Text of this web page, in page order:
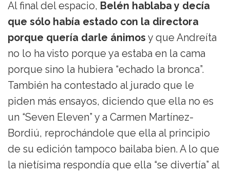
Al final del espacio, Belén hablaba y decía
que sólo había estado con la directora
porque quería darle ánimos y que Andreíta
no lo ha visto porque ya estaba en la cama
porque sino la hubiera “echado la bronca”.
También ha contestado al jurado que le
piden más ensayos, diciendo que ella no es
un “Seven Eleven” y a Carmen Martínez-
Bordiú, reprochándole que ella al principio
de su edición tampoco bailaba bien. A lo que
la nietísima respondía que ella “se divertía” al